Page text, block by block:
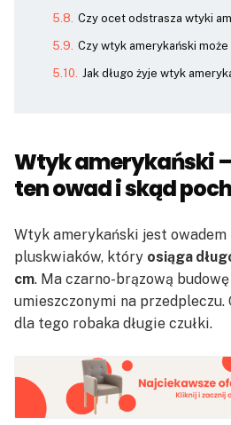
Czy ocet odstrasza wtyki
Czy wtyk amerykański może
Jak długo żyje wtyk
Wtyk amerykański
ten owad i skąd
Wtyk amerykański jest owadem
pluskwiaków, który osiąga
cm. Ma czarno-brązową
umieszczonymi na
dla tego robaka długie czułki.